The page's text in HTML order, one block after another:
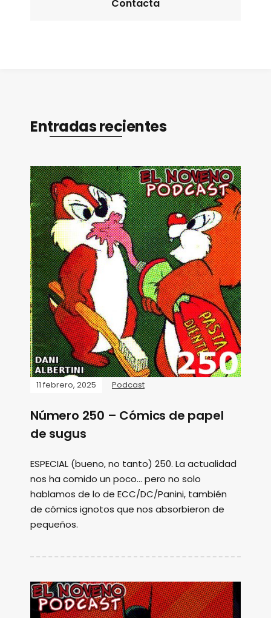
Contacta
Entradas recientes
11 febrero, 2025 Podcast
Número 250 – Cómics de papel
de sugus
ESPECIAL (bueno, no tanto) 250. La actualidad
nos ha comido un poco... pero no solo
hablamos de lo de ECC/DC/Panini, también
de cómics ignotos que nos absorbieron de
pequeños.